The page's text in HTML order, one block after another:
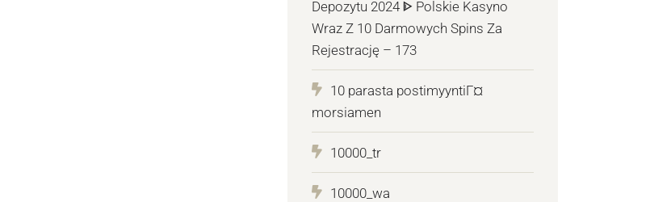
Depozytu 2024 ᐈ Polskie Kasyno
Wraz Z 10 Darmowych Spins Za
Rejestrację – 173
10 parasta postimyyntiГ¤
morsiamen
10000_tr
10000_wa